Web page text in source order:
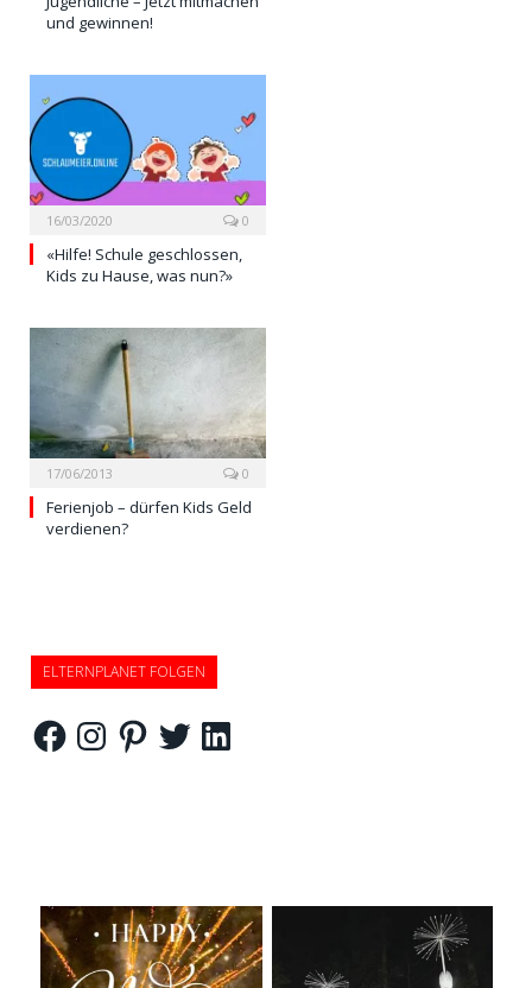
und gewinnen!
16/03/2020 0
«Hilfe! Schule geschlossen,
Kids zu Hause, was nun?»
17/06/2013 0
Ferienjob – dürfen Kids Geld
verdienen?
ELTERNPLANET FOLGEN
FacebookInstagramPinterestTwitterLinkedIn